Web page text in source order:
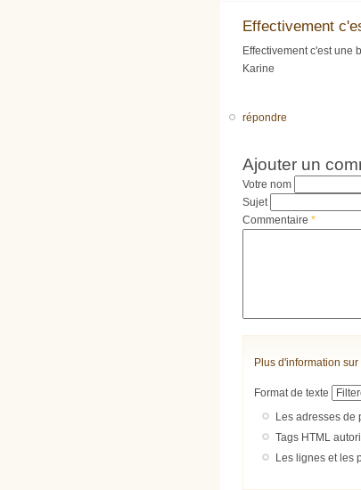
Effectivement
Effectivement c'est une
Karine
répondre
Ajouter un
Votre nom
Sujet
Commentaire *
Plus d'information
Format de texte
Les adresses de
Tags HTML
Les lignes et les